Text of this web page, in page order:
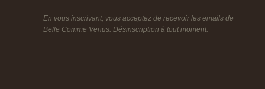
En vous inscrivant, vous acceptez de recevoir les emails de
Belle Comme Venus. Désinscription à tout moment.